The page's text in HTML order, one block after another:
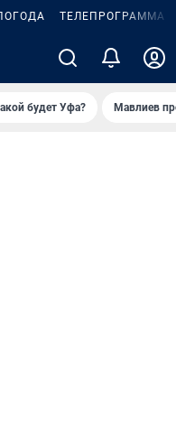
ТЕЛЕПРОГРАММА
будет Уфа? Мавлиев